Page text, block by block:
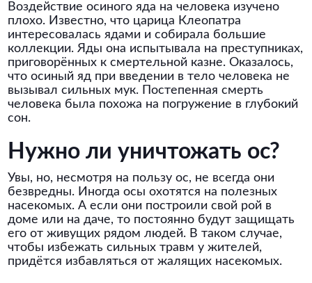
Воздействие осиного яда на человека изучено
плохо. Известно, что царица Клеопатра
интересовалась ядами и собирала большие
коллекции. Яды она испытывала на преступниках,
приговорённых к смертельной казне. Оказалось,
что осиный яд при введении в тело человека не
вызывал сильных мук. Постепенная смерть
человека была похожа на погружение в глубокий
сон.
Нужно ли уничтожать ос?
Увы, но, несмотря на пользу ос, не всегда они
безвредны. Иногда осы охотятся на полезных
насекомых. А если они построили свой рой в
доме или на даче, то постоянно будут защищать
его от живущих рядом людей. В таком случае,
чтобы избежать сильных травм у жителей,
придётся избавляться от жалящих насекомых.